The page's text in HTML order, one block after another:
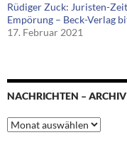
Rüdiger Zuck: Juristen-
Empörung – Beck-Verlag
17. Februar 2021
NACHRICHTEN – ARCHIV
Nachrichten
–